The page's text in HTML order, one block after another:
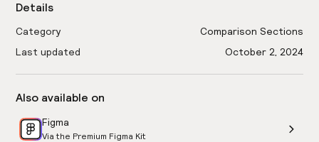
Details
Category
Comparison Sections
Last updated
October 2, 2024
Also available on
Figma
Via the Premium Figma Kit